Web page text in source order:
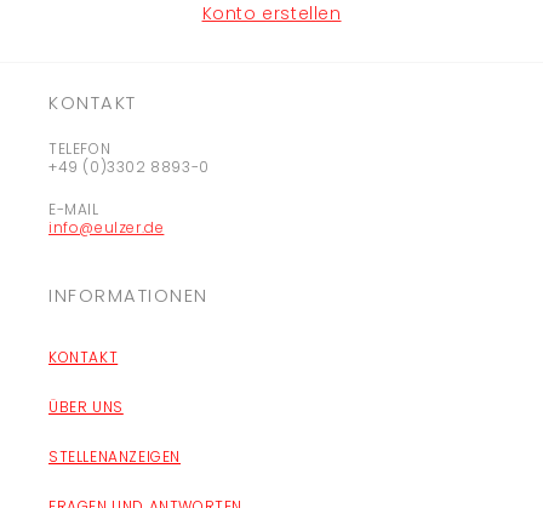
Konto erstellen
KONTAKT
TELEFON
+49 (0)3302 8893-0
E-MAIL
info@eulzer.de
INFORMATIONEN
KONTAKT
ÜBER UNS
STELLENANZEIGEN